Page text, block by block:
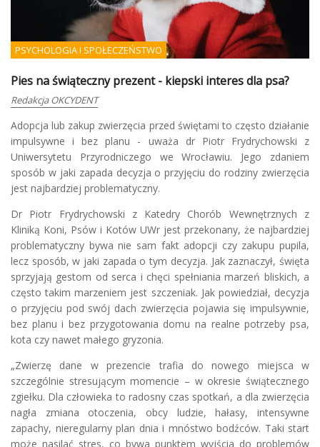
PSYCHOLOGIA I SPOŁECZEŃSTWO
Pies na świąteczny prezent - kiepski interes dla psa?
Redakcja OKCYDENT
Adopcja lub zakup zwierzęcia przed świętami to często działanie
impulsywne i bez planu - uważa dr Piotr Frydrychowski z
Uniwersytetu Przyrodniczego we Wrocławiu. Jego zdaniem
sposób w jaki zapada decyzja o przyjęciu do rodziny zwierzęcia
jest najbardziej problematyczny.
Dr Piotr Frydrychowski z Katedry Chorób Wewnętrznych z
Kliniką Koni, Psów i Kotów UWr jest przekonany, że najbardziej
problematyczny bywa nie sam fakt adopcji czy zakupu pupila,
lecz sposób, w jaki zapada o tym decyzja. Jak zaznaczył, święta
sprzyjają gestom od serca i chęci spełniania marzeń bliskich, a
często takim marzeniem jest szczeniak. Jak powiedział, decyzja
o przyjęciu pod swój dach zwierzęcia pojawia się impulsywnie,
bez planu i bez przygotowania domu na realne potrzeby psa,
kota czy nawet małego gryzonia.
„Zwierzę dane w prezencie trafia do nowego miejsca w
szczególnie stresującym momencie – w okresie świątecznego
zgiełku. Dla człowieka to radosny czas spotkań, a dla zwierzęcia
nagła zmiana otoczenia, obcy ludzie, hałasy, intensywne
zapachy, nieregularny plan dnia i mnóstwo bodźców. Taki start
może nasilać stres, co bywa punktem wyjścia do problemów